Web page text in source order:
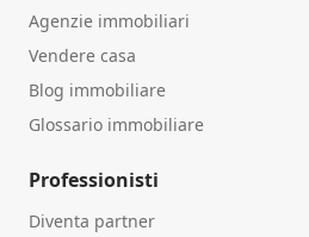
Agenzie immobiliari
Vendere casa
Blog immobiliare
Glossario immobiliare
Professionisti
Diventa partner